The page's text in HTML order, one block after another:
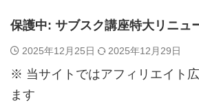
保護中: サブスク講座特大リニュ
2025年12月25日 2025年12月29日
※ 当サイトではアフィリエイト
ます